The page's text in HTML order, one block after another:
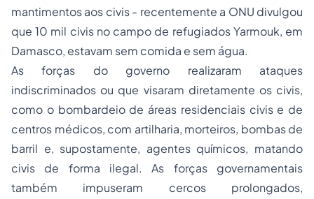
mantimentos aos civis - recentemente a ONU divulgou
que 10 mil civis no campo de refugiados Yarmouk, em
Damasco, estavam sem comida e sem água.
As forças do governo realizaram ataques
indiscriminados ou que visaram diretamente os civis,
como o bombardeio de áreas residenciais civis e de
centros médicos, com artilharia, morteiros, bombas de
barril e, supostamente, agentes químicos, matando
civis de forma ilegal. As forças governamentais
também impuseram cercos prolongados,